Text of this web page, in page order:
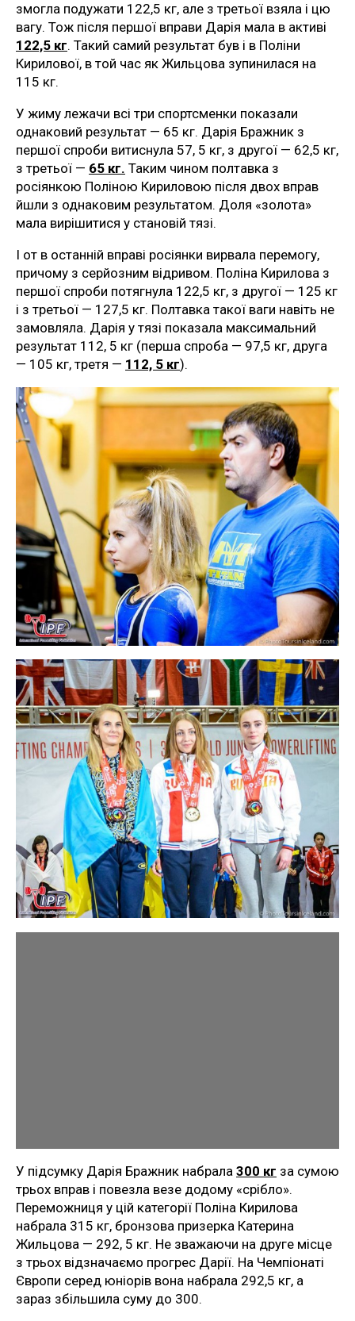
змогла подужати 122,5 кг, але з третьої взяла і цю
вагу. Тож після першої вправи Дарія мала в активі
122,5 кг. Такий самий результат був і в Поліни
Кирилової, в той час як Жильцова зупинилася на
115 кг.
У жиму лежачи всі три спортсменки показали
однаковий результат — 65 кг. Дарія Бражник з
першої спроби витиснула 57, 5 кг, з другої — 62,5 кг,
з третьої — 65 кг. Таким чином полтавка з
росіянкою Поліною Кириловою після двох вправ
йшли з однаковим результатом. Доля «золота»
мала вирішитися у становій тязі.
І от в останній вправі росіянки вирвала перемогу,
причому з серйозним відривом. Поліна Кирилова з
першої спроби потягнула 122,5 кг, з другої — 125 кг
і з третьої — 127,5 кг. Полтавка такої ваги навіть не
замовляла. Дарія у тязі показала максимальний
результат 112, 5 кг (перша спроба — 97,5 кг, друга
— 105 кг, третя — 112, 5 кг).
У підсумку Дарія Бражник набрала 300 кг за сумою
трьох вправ і повезла везе додому «срібло».
Переможниця у цій категорії Поліна Кирилова
набрала 315 кг, бронзова призерка Катерина
Жильцова — 292, 5 кг. Не зважаючи на друге місце
з трьох відзначаємо прогрес Дарії. На Чемпіонаті
Європи серед юніорів вона набрала 292,5 кг, а
зараз збільшила суму до 300.